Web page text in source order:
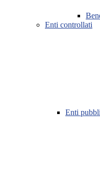
Enti controllati
Enti